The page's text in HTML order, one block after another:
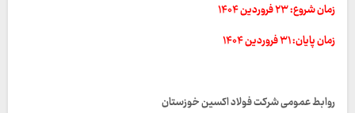
زمان شروع: ۲۳ فروردین ۱۴۰۴
زمان پایان: ۳۱ فروردین ۱۴۰۴
روابط عمومی شرکت فولاد اکسین خوزستان